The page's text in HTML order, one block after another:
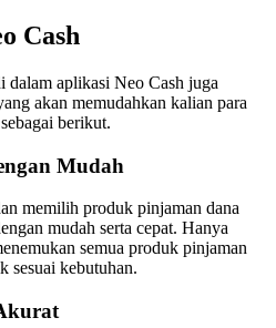
Cash
aplikasi Neo Cash juga
akan memudahkan kalian para
berikut.
Mudah
memilih produk pinjaman dana
mudah serta cepat. Hanya
semua produk pinjaman
sesuai kebutuhan.